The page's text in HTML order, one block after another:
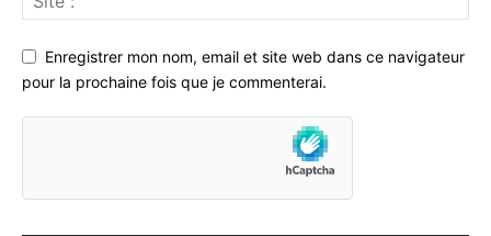
Enregistrer mon nom, email et site web dans ce navigateur
pour la prochaine fois que je commenterai.